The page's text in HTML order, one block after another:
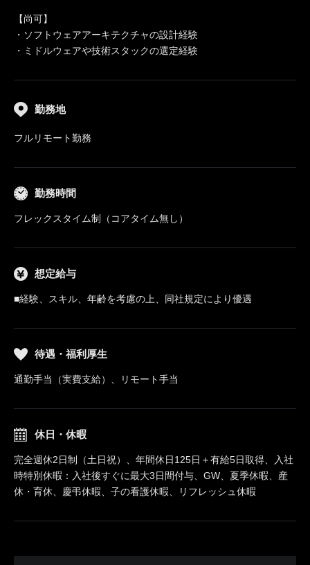
【尚可】
・ソフトウェアアーキテクチャの設計経験
・ミドルウェアや技術スタックの選定経験
勤務地
フルリモート勤務
勤務時間
フレックスタイム制（コアタイム無し）
想定給与
■経験、スキル、年齢を考慮の上、同社規定により優遇
待遇・福利厚生
通勤手当（実費支給）、リモート手当
休日・休暇
完全週休2日制（土日祝）、年間休日125日＋有給5日取得、入社
時特別休暇：入社後すぐに最大3日間付与、GW、夏季休暇、産
休・育休、慶弔休暇、子の看護休暇、リフレッシュ休暇